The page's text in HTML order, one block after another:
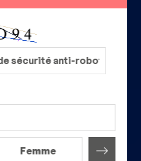
Femme